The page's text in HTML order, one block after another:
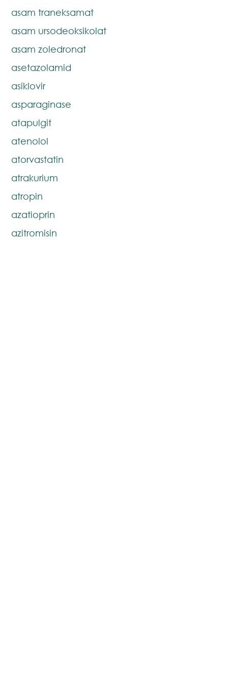
asam traneksamat
asam ursodeoksikolat
asam zoledronat
asetazolamid
asiklovir
asparaginase
atapulgit
atenolol
atorvastatin
atrakurium
atropin
azatioprin
azitromisin